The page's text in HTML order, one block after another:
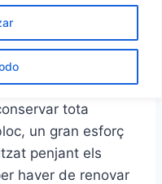
és una tasca que
tota
un gran esforç
penjant els
haver de renovar